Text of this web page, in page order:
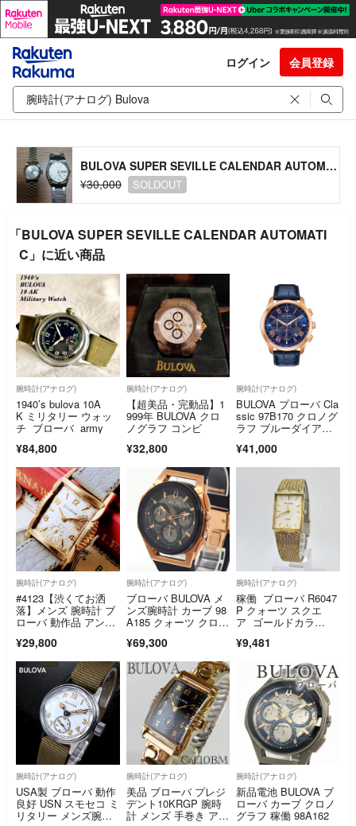
ログイン 会員登録
BULOVA SUPER SEVILLE CALENDAR AUTOMATIC
¥30,000
SOLDOUT
「BULOVA SUPER SEVILLE CALENDAR AUTOMATI
C」に近い商品
腕時計(アナログ)
1940’s bulova 10A
K ミリタリー ウォッ
チ ブローバ army
¥84,800
腕時計(アナログ)
【超美品・完動品】1
999年 BULOVA クロ
ノグラフ コンビ
¥32,800
腕時計(アナログ)
BULOVA プローバ Cla
ssic 97B170 クロノグ
ラフ ブルーダイア
手困難
¥41,000
腕時計(アナログ)
#4123【渋くてお洒
落】メンズ 腕時計 ブ
ローバ 動作品 アンテ
¥29,800
腕時計(アナログ)
ブローバ BULOVA メ
ンズ腕時計 カーブ 98
A185 クォーツ クロノ
ラバー【中古】
¥69,300
腕時計(アナログ)
稼働 ブローバ R6047
P クォーツ スクエ
ア ゴールドカラ
¥9,481
腕時計(アナログ)
USA製 ブローバ 動作
良好 USN スモセコ ミ
リタリー メンズ腕時
腕時計(アナログ)
美品 ブローバ プレジ
デント10KRGP 腕時
計 メンズ 手巻き アン
腕時計(アナログ)
新品電池 BULOVA ブ
ローバ カーブ クロノ
グラフ 稼働 98A162